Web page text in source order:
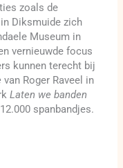
zoals de
Diksmuide zich
Museum in
vernieuwde focus
kunnen terecht bij
van Roger Raveel in
Laten we banden
spanbandjes.